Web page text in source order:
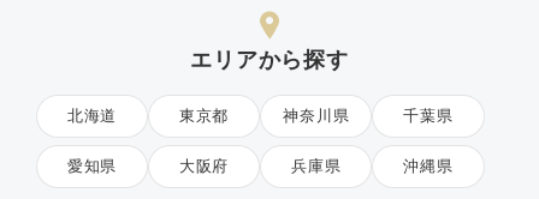
エリアから探す
北海道 東京都 神奈川県 千葉県
愛知県 大阪府 兵庫県 沖縄県